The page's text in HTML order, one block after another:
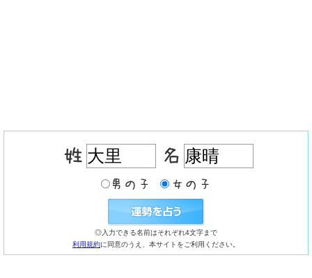
◎入力できる名前はそれぞれ4文字まで
利用規約に同意のうえ、本サイトをご利用ください。